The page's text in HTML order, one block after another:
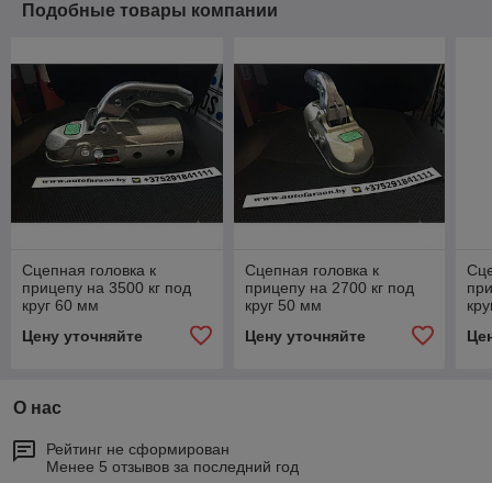
Подобные товары компании
Сцепная головка к
прицепу на 3500 кг под
круг 60 мм
Цену уточняйте
Сцепная головка к
прицепу на 2700 кг под
круг 50 мм
Цену уточняйте
О нас
Рейтинг не сформирован
Менее 5 отзывов за последний год